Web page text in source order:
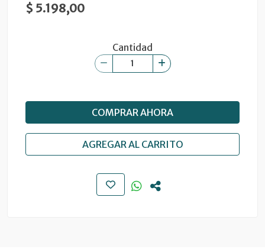
$ 5.198,00
Cantidad
COMPRAR AHORA
AGREGAR AL CARRITO